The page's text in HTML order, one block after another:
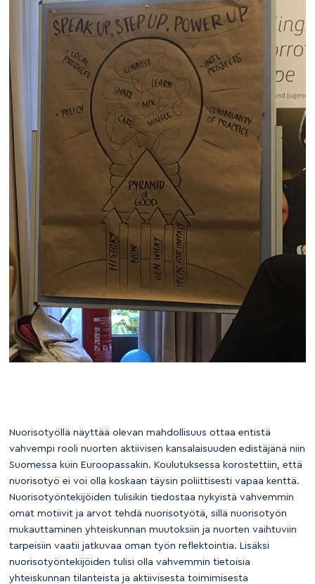
Nuorisotyöllä näyttää olevan mahdollisuus ottaa entistä
vahvempi rooli nuorten aktiivisen kansalaisuuden edistäjänä niin
Suomessa kuin Euroopassakin. Koulutuksessa korostettiin, että
nuorisotyö ei voi olla koskaan täysin poliittisesti vapaa kenttä.
Nuorisotyöntekijöiden tulisikin tiedostaa nykyistä vahvemmin
omat motiivit ja arvot tehdä nuorisotyötä, sillä nuorisotyön
mukauttaminen yhteiskunnan muutoksiin ja nuorten vaihtuviin
tarpeisiin vaatii jatkuvaa oman työn reflektointia. Lisäksi
nuorisotyöntekijöiden tulisi olla vahvemmin tietoisia
yhteiskunnan tilanteista ja aktiivisesta toimimisesta